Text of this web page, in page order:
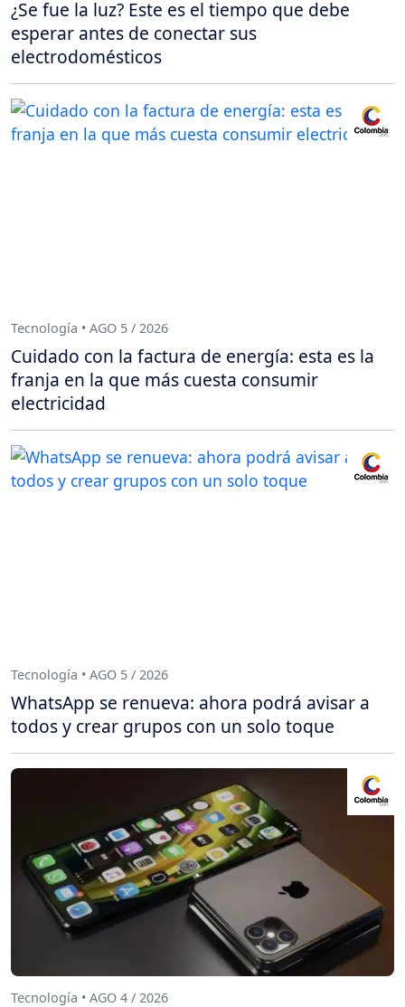
¿Se fue la luz? Este es el tiempo que debe
esperar antes de conectar sus
electrodomésticos
Tecnología • AGO 5 / 2026
Cuidado con la factura de energía: esta es la
franja en la que más cuesta consumir
electricidad
Tecnología • AGO 5 / 2026
WhatsApp se renueva: ahora podrá avisar a
todos y crear grupos con un solo toque
Tecnología • AGO 4 / 2026